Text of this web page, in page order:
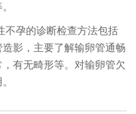
不孕的诊断检查方法包括
影，主要了解输卵管通畅
有无畸形等。对输卵管欠